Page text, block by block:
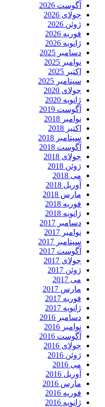
آگوست 2026
جولای 2026
ژوئن 2026
فوریه 2026
ژانویه 2026
دسامبر 2025
نوامبر 2025
اکتبر 2025
سپتامبر 2025
جولای 2020
ژانویه 2020
آگوست 2019
نوامبر 2018
اکتبر 2018
سپتامبر 2018
آگوست 2018
جولای 2018
ژوئن 2018
می 2018
آوریل 2018
مارس 2018
فوریه 2018
ژانویه 2018
دسامبر 2017
نوامبر 2017
سپتامبر 2017
آگوست 2017
جولای 2017
ژوئن 2017
می 2017
مارس 2017
فوریه 2017
ژانویه 2017
دسامبر 2016
نوامبر 2016
آگوست 2016
جولای 2016
ژوئن 2016
می 2016
آوریل 2016
مارس 2016
فوریه 2016
ژانویه 2016